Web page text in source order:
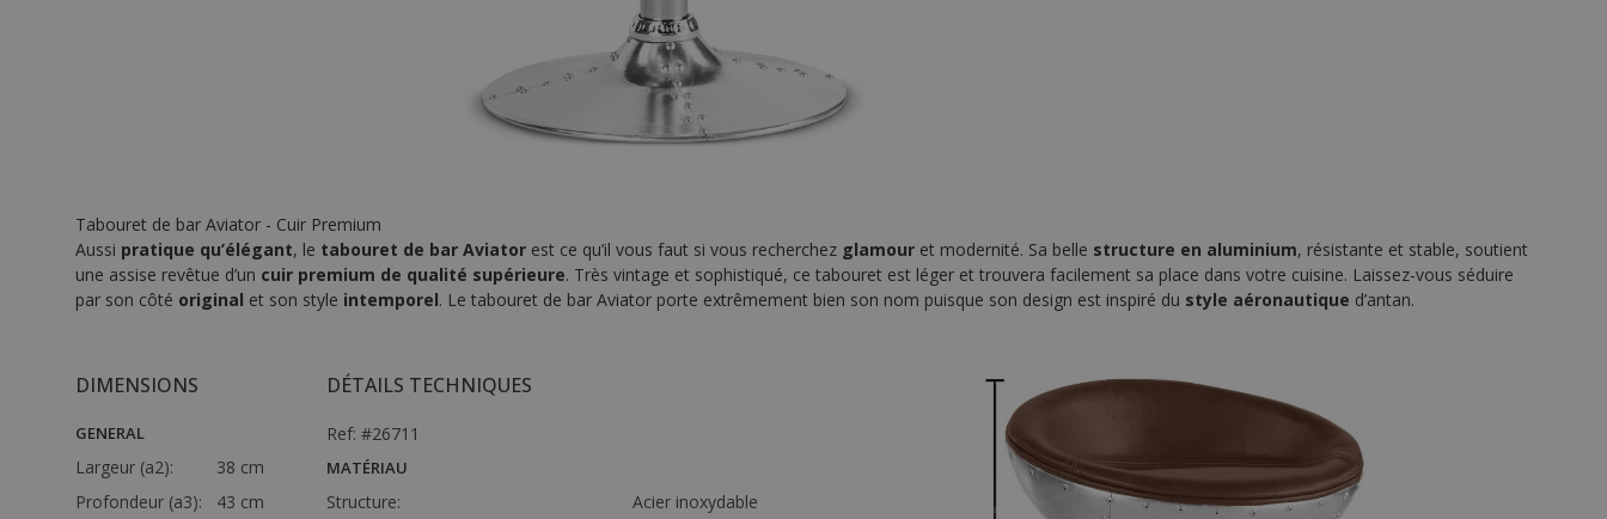
Tabouret de bar Aviator - Cuir Premium
Aussi pratique qu’élégant, le tabouret de bar Aviator est ce qu’il vous faut si vous recherchez glamour et modernité. Sa belle structure en aluminium, résistante et stable, soutient
une assise revêtue d’un cuir premium de qualité supérieure. Très vintage et sophistiqué, ce tabouret est léger et trouvera facilement sa place dans votre cuisine. Laissez-vous séduire
par son côté original et son style intemporel. Le tabouret de bar Aviator porte extrêmement bien son nom puisque son design est inspiré du style aéronautique d’antan.
DIMENSIONS
GENERAL
Largeur (a2):
38 cm
Profondeur (a3):
43 cm
DÉTAILS TECHNIQUES
Ref: #26711
MATÉRIAU
Structure:
Acier inoxydable